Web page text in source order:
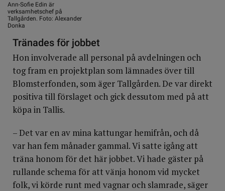
Ann-Sofie Edin är
verksamhetschef på
Tallgården. Foto: Alexander
Donka
Tränades för jobbet
Hon involverade all personal på avdelningen och
tog fram en projektplan som lämnades över till
Blomsterfonden, som äger Tallgården. De var direkt
positiva till förslaget och gick dessutom med på att
köpa in Tallis.
– Det var en av mina kattungar hemifrån, och då
var han fem månader gammal. Vi satte igång att
träna honom för det här jobbet. Vi hade gäster på
rullande schema för att vänja honom vid mycket
folk, vi körde runt med vagnar och slamrade, säger